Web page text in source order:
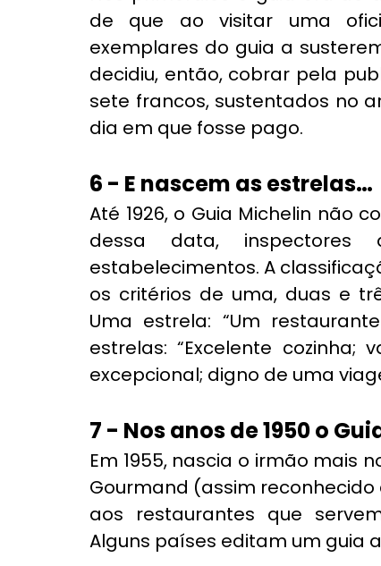
de que ao visitar uma
exemplares do guia a
decidiu, então, cobrar pela
sete francos, sustentados no
dia em que fosse pago.
6 - E nascem as estrelas…
Até 1926, o Guia Michelin não
dessa data,
estabelecimentos. A
os critérios de uma, duas e
Uma estrela: “Um
estrelas: “Excelente cozinha;
excepcional; digno de uma
7 - Nos anos de 1950 o
Em 1955, nascia o irmão mais
Gourmand (assim reconhecido
aos restaurantes que
Alguns países editam um guia